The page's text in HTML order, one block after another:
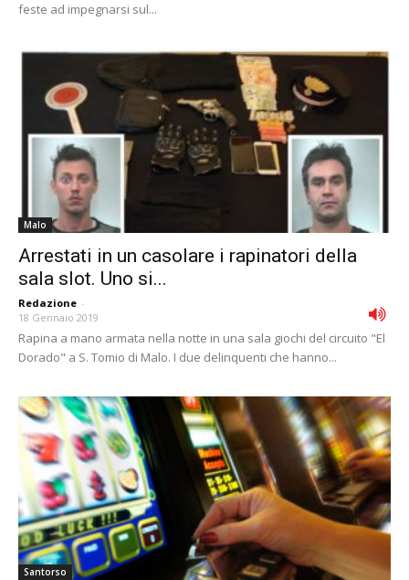
feste ad impegnarsi sul...
Malo
Arrestati in un casolare i rapinatori della
sala slot. Uno si...
Redazione -
18 Gennaio 2019
Rapina a mano armata nella notte in una sala giochi del circuito "El
Dorado" a S. Tomio di Malo. I due delinquenti che hanno...
Santorso